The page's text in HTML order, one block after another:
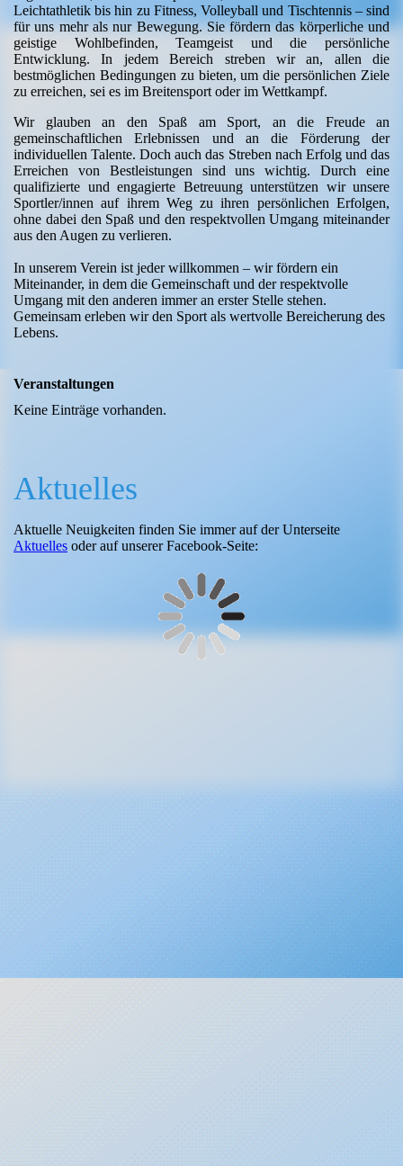
Leichtathletik bis hin zu Fitness, Volleyball und Tischtennis – sind
für uns mehr als nur Bewegung. Sie fördern das körperliche und
geistige Wohlbefinden, Teamgeist und die persönliche
Entwicklung. In jedem Bereich streben wir an, allen die
bestmöglichen Bedingungen zu bieten, um die persönlichen Ziele
zu erreichen, sei es im Breitensport oder im Wettkampf.
Wir glauben an den Spaß am Sport, an die Freude an
gemeinschaftlichen Erlebnissen und an die Förderung der
individuellen Talente. Doch auch das Streben nach Erfolg und das
Erreichen von Bestleistungen sind uns wichtig. Durch eine
qualifizierte und engagierte Betreuung unterstützen wir unsere
Sportler/innen auf ihrem Weg zu ihren persönlichen Erfolgen,
ohne dabei den Spaß und den respektvollen Umgang miteinander
aus den Augen zu verlieren.
In unserem Verein ist jeder willkommen – wir fördern ein
Miteinander, in dem die Gemeinschaft und der respektvolle
Umgang mit den anderen immer an erster Stelle stehen.
Gemeinsam erleben wir den Sport als wertvolle Bereicherung des
Lebens.
Veranstaltungen
Keine Einträge vorhanden.
Aktuelles
Aktuelle Neuigkeiten finden Sie immer auf der Unterseite
Aktuelles oder auf unserer Facebook-Seite: